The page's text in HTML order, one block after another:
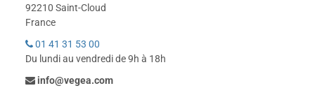
92210 Saint-Cloud
France
01 41 31 53 00
Du lundi au vendredi de 9h à 18h
info@vegea.com